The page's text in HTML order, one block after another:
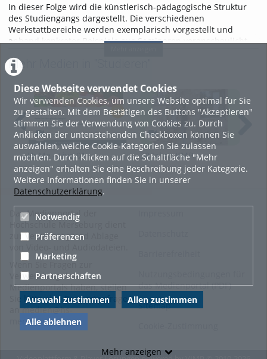
Diese Webseite verwendet Cookies
Wir verwenden Cookies, um unsere Website optimal für Sie
zu gestalten. Mit dem Bestätigen des Buttons "Akzeptieren"
stimmen Sie der Verwendung von Cookies zu. Durch
Anklicken der untenstehenden Checkboxen können Sie
auswählen, welche Cookie-Kategorien Sie zulassen
möchten. Durch Klicken auf die Schaltfläche "Mehr
anzeigen" erhalten Sie eine Beschreibung jeder Kategorie.
Weitere Informationen finden Sie in unserer
Datenschutzerklärung.
Notwendig
Präferenzen
Marketing
Partnerschaften
Auswahl zustimmen
Allen zustimmen
Alle ablehnen
Mehr anzeigen
In dieser Folge wird die künstlerisch-pädagogische Struktur
des Studiengangs dargestellt. Die verschiedenen
Werkstattbereiche werden exemplarisch vorgestellt und
anhand konkreter Beispiele aus Seminaren veranschaulicht.
erziehungswissenschaftliche Ansätze. Interviews mit
Lehrenden und Studierenden ergänzen die Darstellung. Ziel
ist es, die Komplexität und Vielfalt des Studiengangs
verständlich aufzubereiten.
Tags:
kultur- und medienpädagogik
medienkompetenzzentrum
campusfernsehen
30 jahre kmp
Kategorien: Allgemein,Soziale
Arbeit.Medien.Kultur,
Studieren,Medienkunst
Mehr Medien in "Studieren"
HoMe - Live 01
30 Jahre KMP -
Museumsnacht in
Weißenfels 2015
Das Medienportal der
Hochschule Merseburg dient
zur Verwaltung und Ablage
Wenn Sie Fragen zur
Verwendung des
Medienportals haben, stellen
Sie bitte eine Supportanfrage
anmedien@hs-
merseburg.de.
das Medienportal (PDF)
Sitemap